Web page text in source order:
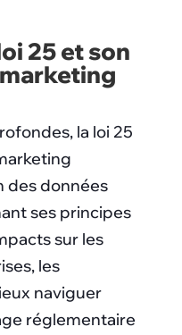
25 et son
la loi 25
des données
ses principes
sur les
les
naviguer
réglementaire